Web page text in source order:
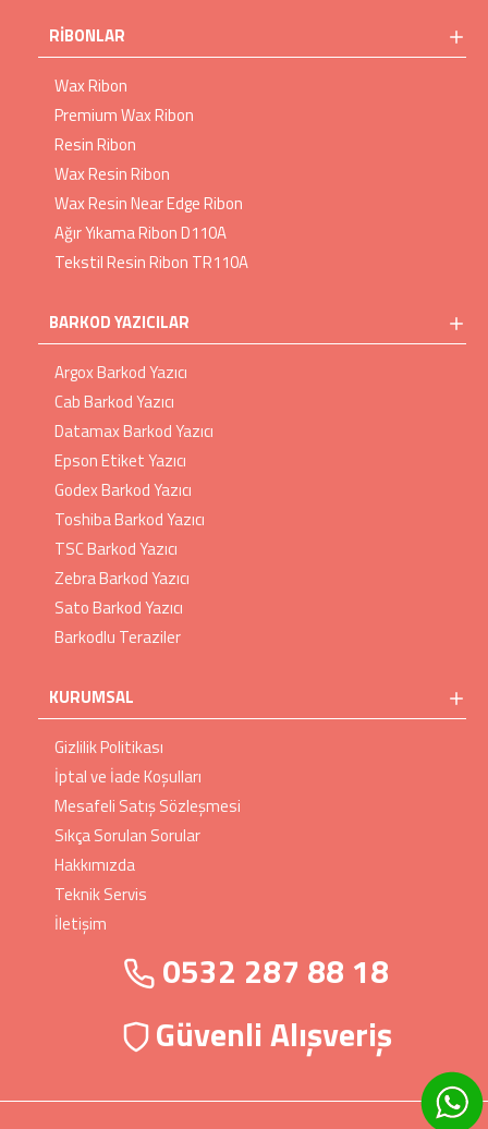
RIBONLAR
Wax Ribon
Premium Wax Ribon
Resin Ribon
Wax Resin Ribon
Wax Resin Near Edge Ribon
Ağır Yıkama Ribon D110A
Tekstil Resin Ribon TR110A
BARKOD YAZICILAR
Argox Barkod Yazıcı
Cab Barkod Yazıcı
Datamax Barkod Yazıcı
Epson Etiket Yazıcı
Godex Barkod Yazıcı
Toshiba Barkod Yazıcı
TSC Barkod Yazıcı
Zebra Barkod Yazıcı
Sato Barkod Yazıcı
Barkodlu Teraziler
KURUMSAL
Gizlilik Politikası
İptal ve İade Koşulları
Mesafeli Satış Sözleşmesi
Sıkça Sorulan Sorular
Hakkımızda
Teknik Servis
İletişim
0532 287 88 18
Güvenli Alışveriş